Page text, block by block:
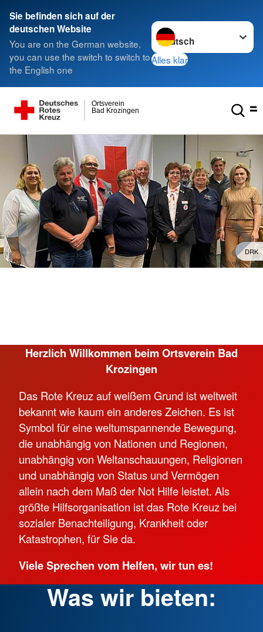
Sie befinden sich auf der
deutschen Website
You are on the German website,
you can use the switch to switch to
the English one
Sprache wechseln zu
Alles klar
Bad Krozingen
Ortsverein
Herzlich Willkommen beim Ortsverein Bad
Krozingen
Das Rote Kreuz auf weißem Grund ist weltweit
bekannt wie kaum ein anderes Zeichen. Es ist
Symbol für eine weltumspannende Bewegung,
die unabhängig von Nationen und Regionen,
unabhängig von Weltanschauungen, Religionen
und unabhängig von Status und Vermögen
allein nach dem Maß der Not Hilfe leistet. Als
größte Hilfsorganisation ist das Rote Kreuz bei
sozialer Benachteiligung, Krankheit oder
Katastrophen, für Sie da.
Viele Sprechen vom Helfen, wir tun es!
Was wir bieten: